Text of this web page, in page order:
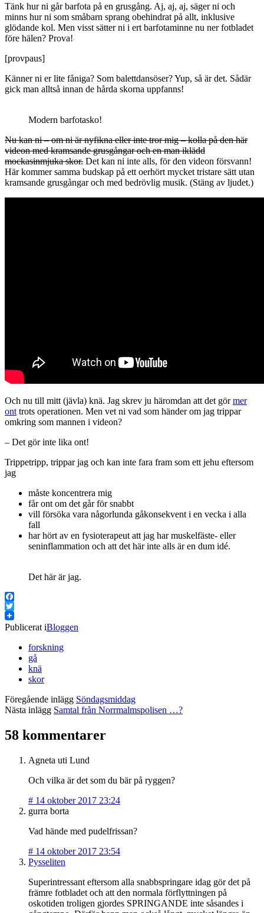
Tänk hur ni går barfota på en grusgång. Aj, aj, aj, säger ni och
minns hur ni som småbarn sprang obehindrat på allt, inklusive
glödande kol. Men visst sätter ni i ert barfotaminne nu ner fotbladet
före hälen? Prova!
[provpaus]
Känner ni er lite fåniga? Som balettdansöser? Yup, så är det. Sådär
gick man alltså innan de hårda skorna uppfanns!
Modern barfotasko!
Nu kan ni – om ni är nyfikna eller inte tror mig – kolla på den här
videon med kramsande grusgångar och en man iklädd
mockasinmjuka skor. Det kan ni inte alls, för den videon försvann!
Här kommer samma budskap på ett oerhört mycket tristare sätt utan
kramsande grusgångar och med bedrövlig musik. (Stäng av ljudet.)
Och nu till mitt (jävla) knä. Jag skrev ju häromdan att det görmer
ont trots operationen. Men vet ni vad som händer om jag trippar
omkring som mannen i videon?
– Det gör inte lika ont!
Trippetripp, trippar jag och kan inte fara fram som ett jehu eftersom
jag
måste koncentrera mig
får ont om det går för snabbt
vill försöka vara någorlunda gåkonsekvent i en vecka i alla
fall
har hört av en fysioterapeut att jag har muskelfäste- eller
seninflammation och att det här inte alls är en dum idé.
Det här är jag.
Facebook
Twitter
Publicerat iBloggen
forskning
gå
knä
skor
Föregående inlägg Söndagsmiddag
Nästa inlägg Samtal från Norrmalmspolisen …?
58 kommentarer
Agneta uti Lund
Och vilka är det som du bär på ryggen?
# 14 oktober 2017 23:24
gurra borta
Vad hände med pudelfrissan?
# 14 oktober 2017 23:54
Pysseliten
Superintressant eftersom alla snabbspringare idag gör det på
främre fotbladet och att den normala förflyttningen på
oskotiden troligen gjordes SPRINGANDE inte såsandes i